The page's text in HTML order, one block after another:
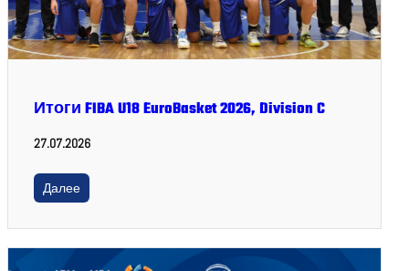
Итоги FIBA U18 EuroBasket 2026, Division C
27.07.2026
Далее